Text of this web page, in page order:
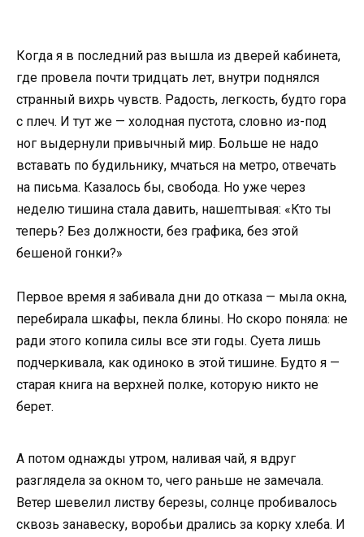
Когда я в последний раз вышла из дверей кабинета,
где провела почти тридцать лет, внутри поднялся
странный вихрь чувств. Радость, легкость, будто гора
с плеч. И тут же — холодная пустота, словно из-под
ног выдернули привычный мир. Больше не надо
вставать по будильнику, мчаться на метро, отвечать
на письма. Казалось бы, свобода. Но уже через
неделю тишина стала давить, нашептывая: «Кто ты
теперь? Без должности, без графика, без этой
бешеной гонки?»
Первое время я забивала дни до отказа — мыла окна,
перебирала шкафы, пекла блины. Но скоро поняла: не
ради этого копила силы все эти годы. Суета лишь
подчеркивала, как одиноко в этой тишине. Будто я —
старая книга на верхней полке, которую никто не
берет.
А потом однажды утром, наливая чай, я вдруг
разглядела за окном то, чего раньше не замечала.
Ветер шевелил листву березы, солнце пробивалось
сквозь занавеску, воробьи дрались за корку хлеба. И